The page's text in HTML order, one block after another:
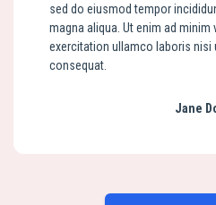
sed do eiusmod tempor
magna aliqua. Ut enim ad minim
exercitation ullamco laboris nisi
consequat.
Jane